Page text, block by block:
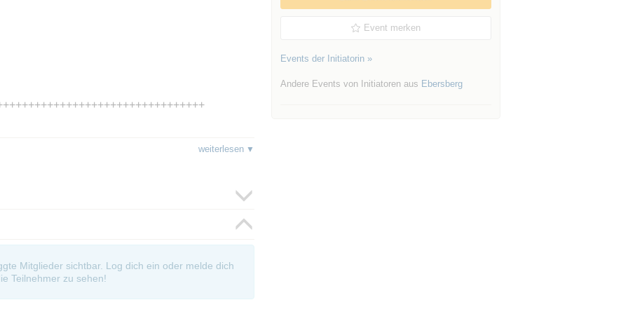
weiterlesen
Mitglieder sichtbar. Log dich ein oder melde dich
Teilnehmer zu sehen!
Event merken
Events der Initiatorin »
Andere Events von Initiatoren aus Ebersberg